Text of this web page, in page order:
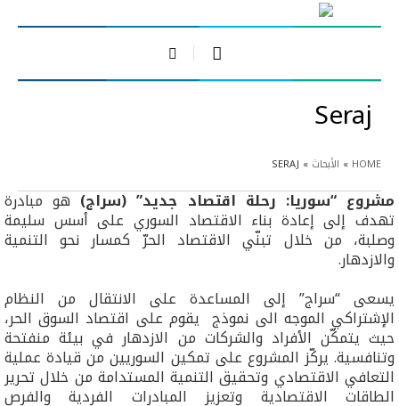
Seraj
HOME
» الأبحاث »
SERAJ
مشروع “سوريا: رحلة اقتصاد جديد” (سراج)هو مبادرة
تهدف إلى إعادة بناء الاقتصاد السوري على أسس سليمة
وصلبة، من خلال تبنّي الاقتصاد الحرّ كمسار نحو التنمية
والازدهار.
يسعى “سراج” إلى المساعدة على الانتقال من النظام
الإشتراكي الموجه الى نموذج يقوم على اقتصاد السوق الحر،
حيث يتمكّن الأفراد والشركات من الازدهار في بيئة منفتحة
وتنافسية. يركّز المشروع على تمكين السوريين من قيادة عملية
التعافي الاقتصادي وتحقيق التنمية المستدامة من خلال تحرير
الطاقات الاقتصادية وتعزيز المبادرات الفردية والفرص